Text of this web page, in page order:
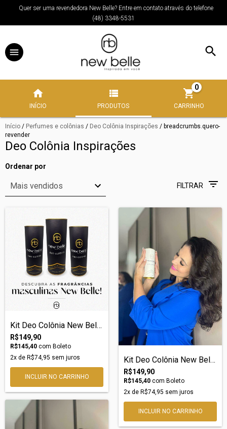
Quer ser uma revendedora New Belle? Entre em contato através do telefone
(48) 3348-5531
INÍCIO PRODUTOS CARRINHO
0
Início / Perfumes e colônias / Deo Colônia Inspirações / breadcrumbs.quero-
revender
Deo Colônia Inspirações
Ordenar por
FILTRAR
Kit Deo Colônia New Belle nº23 Lacoste
R$149,90
R$145,40 com Boleto
2x de R$74,95 sem juros Kit Deo Colônia New Belle nº46 – Inspira...
R$149,90
R$145,40 com Boleto
2x de R$74,95 sem juros